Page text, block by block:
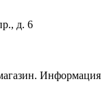
д. 6
Информация